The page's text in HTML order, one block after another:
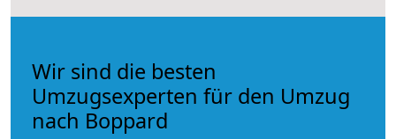
Wir sind die besten
Umzugsexperten für den Umzug
nach Boppard